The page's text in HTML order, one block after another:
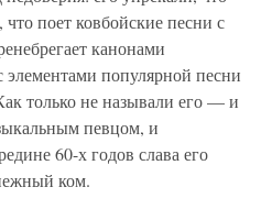
поет ковбойские песни с
канонами
популярной песни
только не называли его — и
певцом, и
60-х годов слава его
ком.